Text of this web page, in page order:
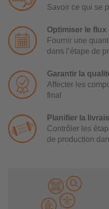
Savoir ce qui se
Optimiser le flux
Fournir une
dans l’étape de
Garantir la
Affecter les
final
Planifier la
Contrôler les
de production